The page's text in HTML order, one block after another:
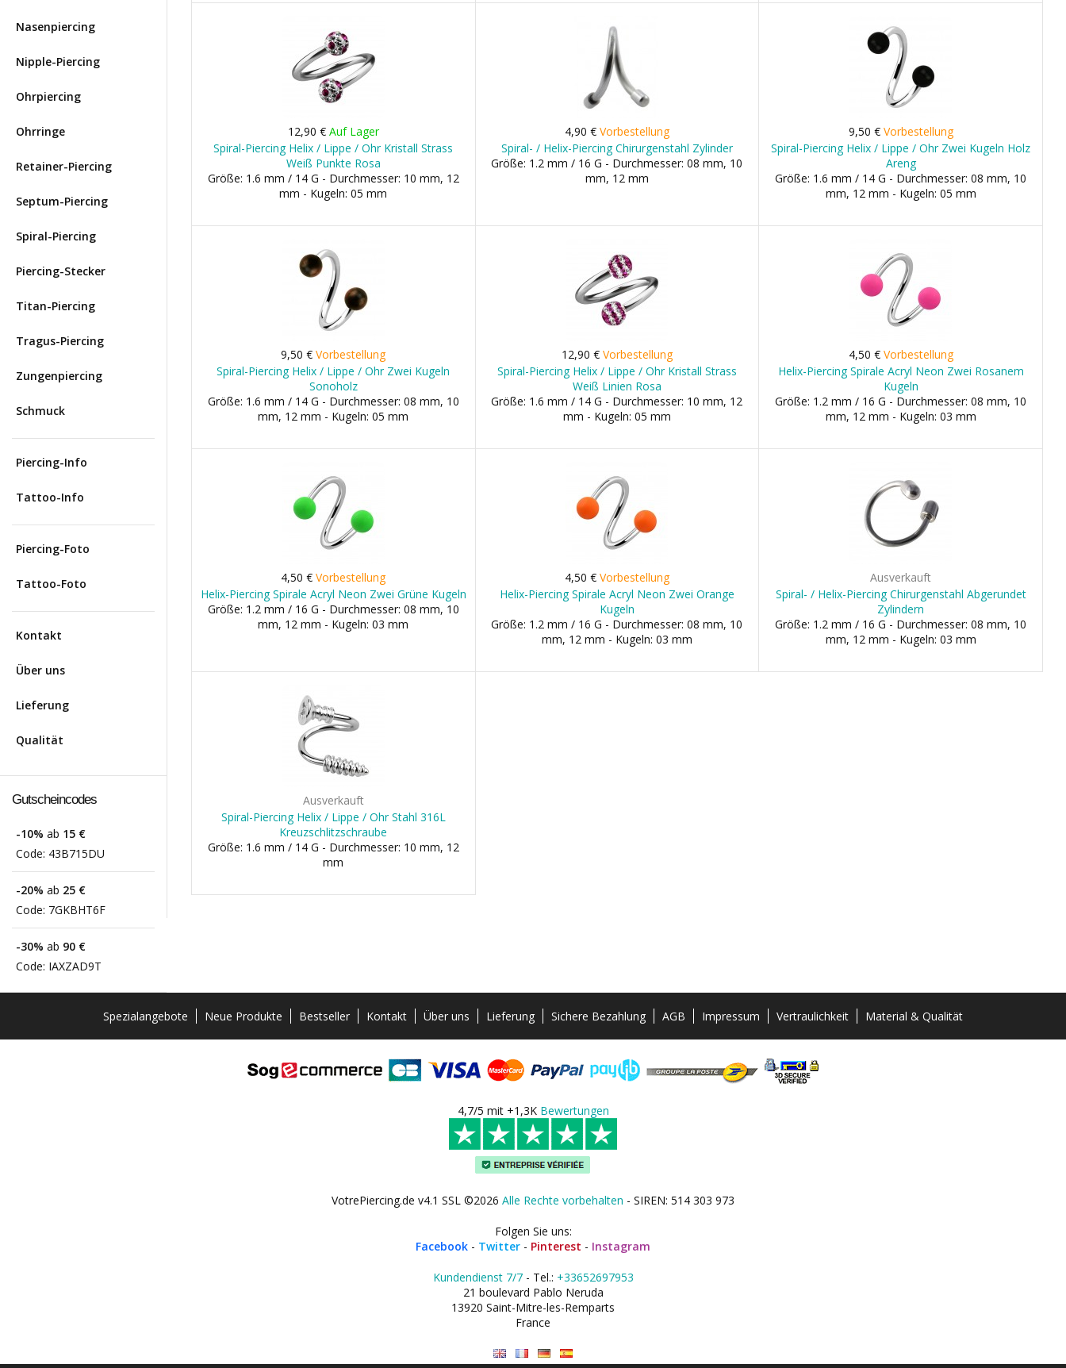
Nasenpiercing
Nipple-Piercing
Ohrpiercing
Ohrringe
Retainer-Piercing
Septum-Piercing
Spiral-Piercing
Piercing-Stecker
Titan-Piercing
Tragus-Piercing
Zungenpiercing
Schmuck
Piercing-Info
Tattoo-Info
Piercing-Foto
Tattoo-Foto
Kontakt
Über uns
Lieferung
Qualität
Gutscheincodes
-10% ab 15 €
Code: 43B715DU
-20% ab 25 €
Code: 7GKBHT6F
-30% ab 90 €
Code: IAXZAD9T
12,90 € Auf Lager
Spiral-Piercing Helix / Lippe / Ohr Kristall Strass
Weiß Punkte Rosa
Größe: 1.6 mm / 14 G - Durchmesser: 10 mm, 12
mm - Kugeln: 05 mm
4,90 € Vorbestellung
Spiral- / Helix-Piercing Chirurgenstahl Zylinder
Größe: 1.2 mm / 16 G - Durchmesser: 08 mm, 10
mm, 12 mm
9,50 € Vorbestellung
Spiral-Piercing Helix / Lippe / Ohr Zwei Kugeln Holz
Areng
Größe: 1.6 mm / 14 G - Durchmesser: 08 mm, 10
mm, 12 mm - Kugeln: 05 mm
9,50 €Vorbestellung
Spiral-Piercing Helix / Lippe / Ohr Zwei Kugeln
Sonoholz
Größe: 1.6 mm / 14 G - Durchmesser: 08 mm, 10
mm, 12 mm - Kugeln: 05 mm
12,90 € Vorbestellung
Spiral-Piercing Helix / Lippe / Ohr Kristall Strass
Weiß Linien Rosa
Größe: 1.6 mm / 14 G - Durchmesser: 10 mm, 12
mm - Kugeln: 05 mm
4,50 € Vorbestellung
Helix-Piercing Spirale Acryl Neon Zwei Rosanem
Kugeln
Größe: 1.2 mm / 16 G - Durchmesser: 08 mm, 10
mm, 12 mm - Kugeln: 03 mm
4,50 €Vorbestellung
Helix-Piercing Spirale Acryl Neon Zwei Grüne Kugeln
Größe: 1.2 mm / 16 G - Durchmesser: 08 mm, 10
mm, 12 mm - Kugeln: 03 mm
4,50 € Vorbestellung
Helix-Piercing Spirale Acryl Neon Zwei Orange
Kugeln
Größe: 1.2 mm / 16 G - Durchmesser: 08 mm, 10
mm, 12 mm - Kugeln: 03 mm
Ausverkauft
Spiral- / Helix-Piercing Chirurgenstahl Abgerundet
Zylindern
Größe: 1.2 mm / 16 G - Durchmesser: 08 mm, 10
mm, 12 mm - Kugeln: 03 mm
Ausverkauft
Spiral-Piercing Helix / Lippe / Ohr Stahl 316L
Kreuzschlitzschraube
Größe: 1.6 mm / 14 G - Durchmesser: 10 mm, 12
mm
Spezialangebote Neue Produkte Bestseller Kontakt Über uns Lieferung Sichere Bezahlung AGB Impressum Vertraulichkeit Material & Qualität
4,7/5 mit +1,3K Bewertungen
VotrePiercing.de v4.1 SSL ©2026 Alle Rechte vorbehalten - SIREN: 514 303 973
Folgen Sie uns:
Facebook - Twitter - Pinterest - Instagram
Kundendienst 7/7- Tel.: +33652697953
21 boulevard Pablo Neruda
13920 Saint-Mitre-les-Remparts
France